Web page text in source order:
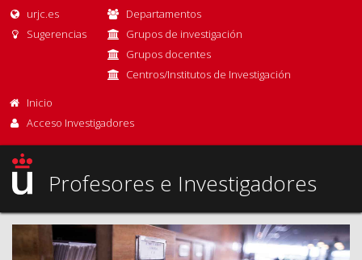
urjc.es
Sugerencias
Departamentos
Grupos de investigación
Grupos docentes
Centros/Institutos de Investigación
Inicio
Acceso Investigadores
Profesores e Investigadores